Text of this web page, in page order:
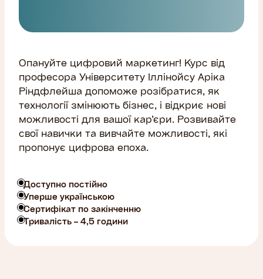
Опануйте цифровий маркетинг! Курс від
професора Університету Іллінойсу Аріка
Ріндфлейша допоможе розібратися, як
технології змінюють бізнес, і відкриє нові
можливості для вашої кар’єри. Розвивайте
свої навички та вивчайте можливості, які
пропонує цифрова епоха.
Доступно постійно
Уперше українською
Сертифікат по закінченню
Тривалість – 4,5 години